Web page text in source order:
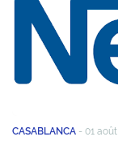
CASABLANCA - 01 août